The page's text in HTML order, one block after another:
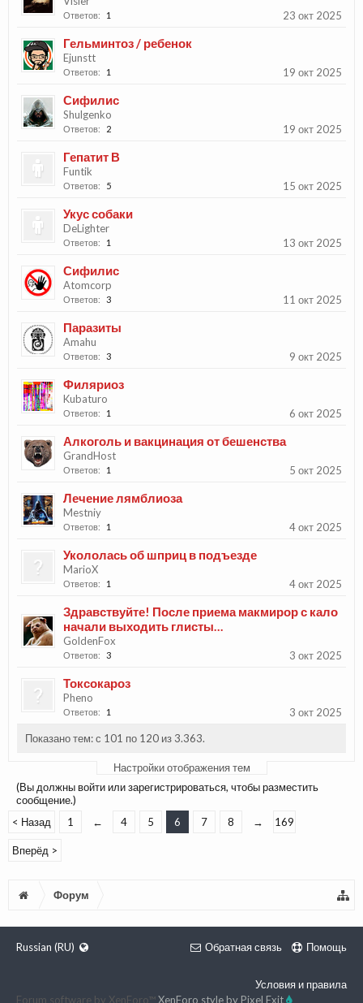
Ответов: 1 23 окт 2025
Гельминтоз / ребенок
Ejunstt
Ответов: 1 19 окт 2025
Сифилис
Shulgenko
Ответов: 2 19 окт 2025
Гепатит В
Funtik
Ответов: 5 15 окт 2025
Укус собаки
DeLighter
Ответов: 1 13 окт 2025
Сифилис
Atomcorp
Ответов: 3 11 окт 2025
Паразиты
Amahu
Ответов: 3 9 окт 2025
Филяриоз
Kubaturo
Ответов: 1 6 окт 2025
Алкоголь и вакцинация от бешенства
GrandHost
Ответов: 1 5 окт 2025
Лечение лямблиоза
Mestniy
Ответов: 1 4 окт 2025
Укололась об шприц в подъезде
MarioX
Ответов: 1 4 окт 2025
Здравствуйте! После приема макмирор с кало
начали выходить глисты…
GoldenFox
Ответов: 3 3 окт 2025
Токсокароз
Pheno
Ответов: 1
3 окт 2025
Показано тем: с 101 по 120 из 3.363.
Настройки отображения тем
(Вы должны войти или зарегистрироваться, чтобы разместить
сообщение.)
< Назад
1 ← 4 5 6 7 8 → 169
Вперёд >
Форум
Russian (RU) Обратная связь Помощь
Условия и правила
Forum software by XenForo™XenForo style by Pixel Exit